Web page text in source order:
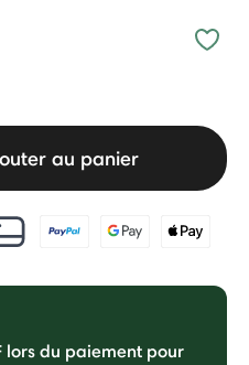
au panier
lors du paiement pour